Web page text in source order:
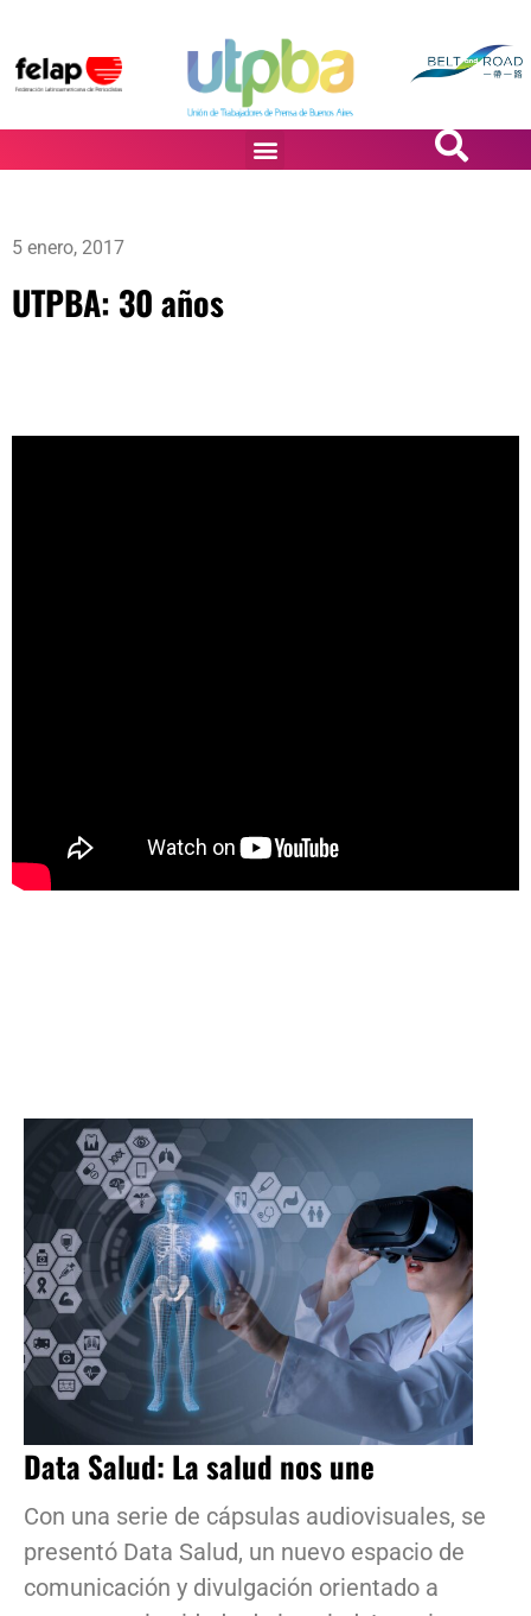
5 enero, 2017
UTPBA: 30 años
Data Salud: La salud nos une
Con una serie de cápsulas audiovisuales, se
presentó Data Salud, un nuevo espacio de
comunicación y divulgación orientado a